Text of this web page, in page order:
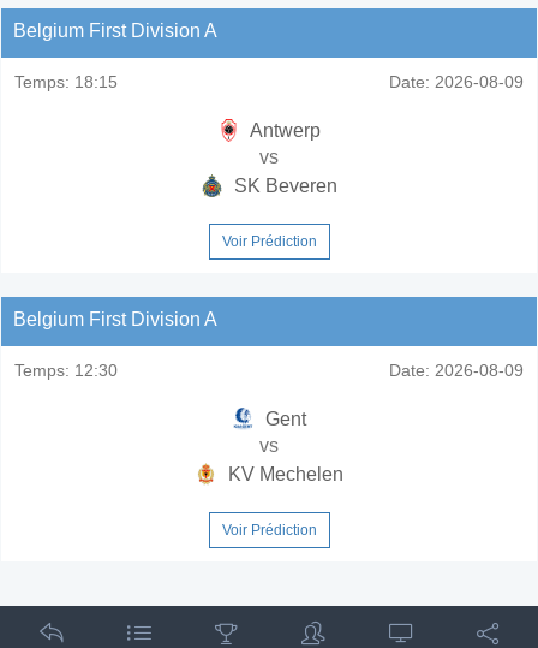
Belgium First Division A
Temps: 18:15 Date: 2026-08-09
Antwerp
vs
SK Beveren
Voir Prédiction
Belgium First Division A
Temps: 12:30 Date: 2026-08-09
Gent
vs
KV Mechelen
Voir Prédiction